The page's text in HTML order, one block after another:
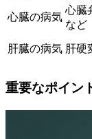
心臓の病気
心臓
など
肝臓の病気 肝硬
重要なポイン